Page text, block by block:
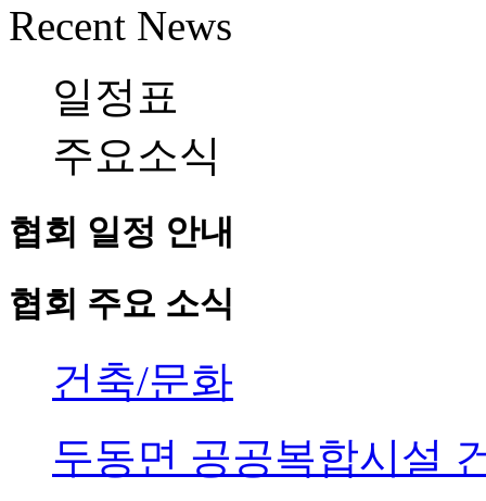
Recent News
일정표
주요소식
협회 일정 안내
협회 주요 소식
건축/문화
두동면 공공복합시설